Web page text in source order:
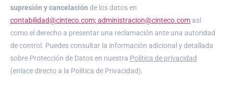
supresión y cancelación de los datos en
contabilidad@cinteco.com; administracion@cinteco.com así
como el derecho a presentar una reclamación ante una autoridad
de control. Puedes consultar la información adicional y detallada
sobre Protección de Datos en nuestra Política de privacidad
(enlace directo a la Política de Privacidad).